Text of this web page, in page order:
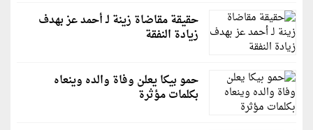
حقيقة مقاضاة زينة لـ أحمد عز بهدف
زيادة النفقة
حمو بيكا يعلن وفاة والده وينعاه
بكلمات مؤثرة